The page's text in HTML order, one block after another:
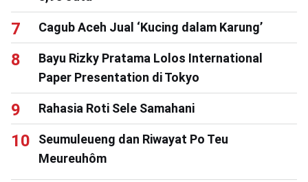
Cagub Aceh Jual ‘Kucing dalam Karung’
Bayu Rizky Pratama Lolos International
Paper Presentation di Tokyo
Rahasia Roti Sele Samahani
Seumuleueng dan Riwayat Po Teu
Meureuhôm